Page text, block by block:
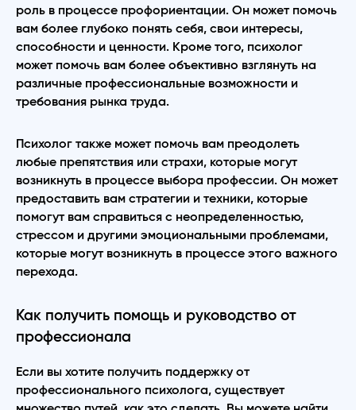
роль в процессе профориентации. Он может помочь
вам более глубоко понять себя, свои интересы,
способности и ценности. Кроме того, психолог
может помочь вам более объективно взглянуть на
различные профессиональные возможности и
требования рынка труда.
Психолог также может помочь вам преодолеть
любые препятствия или страхи, которые могут
возникнуть в процессе выбора профессии. Он может
предоставить вам стратегии и техники, которые
помогут вам справиться с неопределенностью,
стрессом и другими эмоциональными проблемами,
которые могут возникнуть в процессе этого важного
перехода.
Как получить помощь и руководство от
профессионала
Если вы хотите получить поддержку от
профессионального психолога, существует